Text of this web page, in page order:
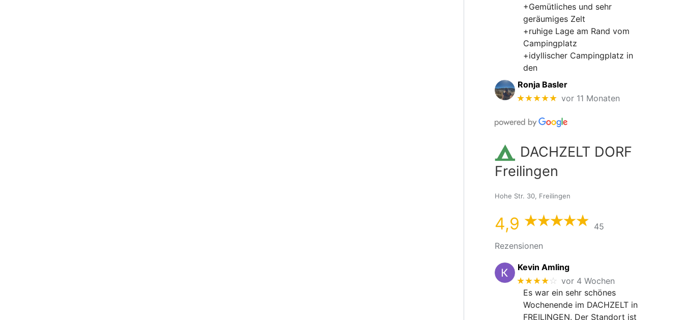
+Gemütliches und sehr
geräumiges Zelt
+ruhige Lage am Rand vom
Campingplatz
+idyllischer Campingplatz in
den
Ronja Basler
★★★★★ vor 11 Monaten
DACHZELT DORF
Freilingen
Hohe Str. 30, Freilingen
4,9
45
Rezensionen
Kevin Amling
★★★★☆ vor 4 Wochen
Es war ein sehr schönes
Wochenende im DACHZELT in
FREILINGEN. Der Standort ist